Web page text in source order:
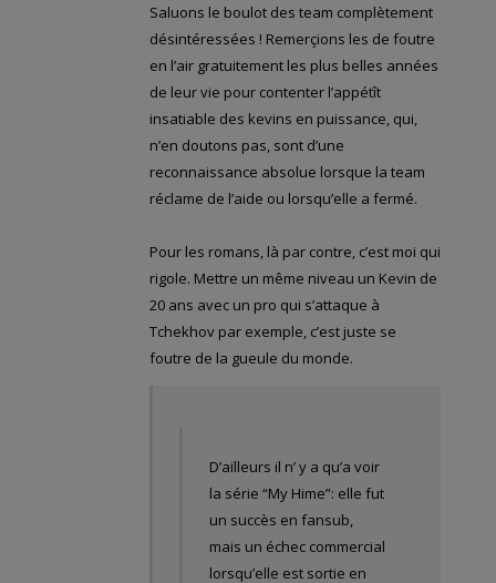
Saluons le boulot des team complètement
désintéressées ! Remerçions les de foutre
en l’air gratuitement les plus belles années
de leur vie pour contenter l’appétît
insatiable des kevins en puissance, qui,
n’en doutons pas, sont d’une
reconnaissance absolue lorsque la team
réclame de l’aide ou lorsqu’elle a fermé.
Pour les romans, là par contre, c’est moi qui
rigole. Mettre un même niveau un Kevin de
20 ans avec un pro qui s’attaque à
Tchekhov par exemple, c’est juste se
foutre de la gueule du monde.
D’ailleurs il n’ y a qu’a voir
la série “My Hime”: elle fut
un succès en fansub,
mais un échec commercial
lorsqu’elle est sortie en